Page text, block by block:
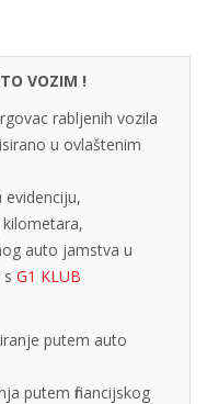
VOZIM !
rabljenih vozila
u ovlaštenim
evidenciju,
auto jamstva u
G1 KLUB
putem auto
putem financijskog